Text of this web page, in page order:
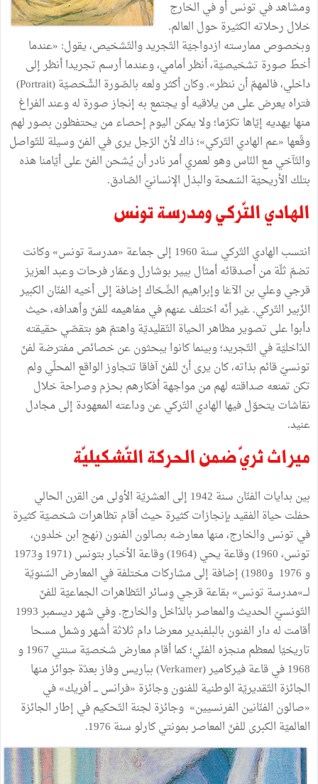
ومشاهد في تونس أو في الخارج
خلال رحلاته الكثيرة حول العالم.
وبخصوص ممارسته ازدواجيّة التّجريد والتّشخيص، يقول: «عندما
أخطّ صورة تشخيصيّة، أنظر أمامي، وعندما أرسم تجريدا أنظر إلى
داخلي، فالمهمّ أن ننظر». وكان أكثر ولعه بالصّورة الشّخصيّة (Portrait)
فتراه يعرض على من يلاقيه أو يجتمع به إنجاز صورة له وعند الفراغ
منها يهديه إيّاها تكرّما؛ ولا يمكن اليوم إحصاء من يحتفظون بصور لهم
وقّعها «عم الهادي التّركي»؛ ذاك لأنّ الرّجل يرى في الفنّ وسيلة للتّواصل
والتّآخي مع النّاس وهو لعمري أمر نادر أن يُشحن الفنّ على أيّامنا هذه
بتلك الأريحيّة السّمحة والبذل الإنسانيّ الصّادق.
الهادي التّركي ومدرسة تونس
انتسب الهادي التّركي سنة 1960 إلى جماعة «مدرسة تونس» وكانت
تضمّ ثلّة من أصدقائه أمثال بيير بوشارل وعمّار فرحات وعبد العزيز
قرجي وعلي بن الآغا وإبراهيم الضّحّاك إضافة إلى أخيه الفنّان الكبير
الزّبير التّركي. غير أنّه اختلف عنهم في مفاهيمه للفنّ وأهدافه، حيث
دأبوا على تصوير مظاهر الحياة التّقليديّة واهتمّ هو بتقصّي حقيقته
الدّاخليّة في التّجريد؛ وبينما كانوا يبحثون عن خصائص مفترضة لفنّ
تونسيّ قائم بذاته، كان يرى أنّ للفنّ آفاقا تتجاوز الواقع المحلّي ولم
تكن تمنعه صداقته لهم من مواجهة أفكارهم بحزم وصراحة خلال
نقاشات يتحوّل فيها الهادي التّركي عن وداعته المعهودة إلى مجادل
عنيد.
ميراث ثريّ ضمن الحركة التّشكيليّة
بين بدايات الفنّان سنة 1942 إلى العشريّة الأولى من القرن الحالي
حفلت حياة الفقيد بإنجازات كثيرة حيث أقام تظاهرات شخصيّة كثيرة
في تونس والخارج، منها معارضه بصالون الفنون (نهج ابن خلدون،
تونس، 1960) وقاعة يحي (1964) وقاعة الأخبار بتونس (1971 و1973
و 1976 و1980) إضافة إلى مشاركات مختلفة في المعارض السّنويّة
لـــ»مدرسة تونس» بقاعة قرجي وسائر التّظاهرات الجماعيّة للفنّ
التّونسيّ الحديث والمعاصر بالدّاخل والخارج. وفي شهر ديسمبر 1993
أقامت له دار الفنون بالبلفبدير معرضا دام ثلاثة أشهر وشمل مسحا
تاريخيّا لمعظم منجزه الفنّي؛ كما أقام معارض شخصيّة سنتي 1967 و
1968 في قاعة فيركامير (Verkamer) بباريس وفاز بعدّة جوائز منها
الجائزة التّقديريّة الوطنية للفنون وجائزة «فرانس ـــ أفريك» في
«صالون الفنّانين الفرنسيين» وجائزة لجنة التّحكيم في إطار الجائزة
العالميّة الكبرى للفنّ المعاصر بمونتي كارلو سنة 1976.